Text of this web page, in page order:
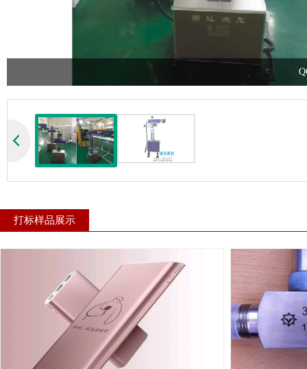
打标样品展示